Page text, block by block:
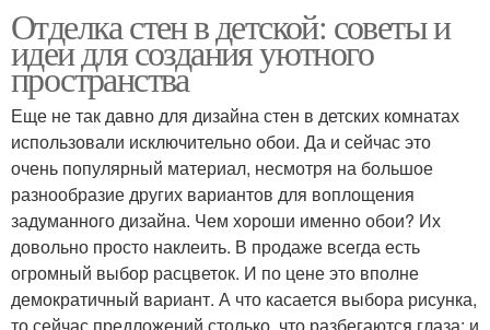
Отделка стен в детской: советы и
идеи для создания уютного
пространства
Еще не так давно для дизайна стен в детских комнатах
использовали исключительно обои. Да и сейчас это
очень популярный материал, несмотря на большое
разнообразие других вариантов для воплощения
задуманного дизайна. Чем хороши именно обои? Их
довольно просто наклеить. В продаже всегда есть
огромный выбор расцветок. И по цене это вполне
демократичный вариант. А что касается выбора рисунка,
то сейчас предложений столько, что разбегаются глаза: и